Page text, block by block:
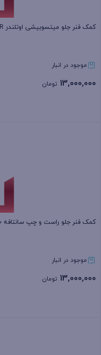
کمک فنر جلو میتسوبیشی اوتلندر L/R
موجود در انبار
13,000,000 تومان
کمک فنر جلو راست و چپ سانتافه 2700
موجود در انبار
13,000,000 تومان